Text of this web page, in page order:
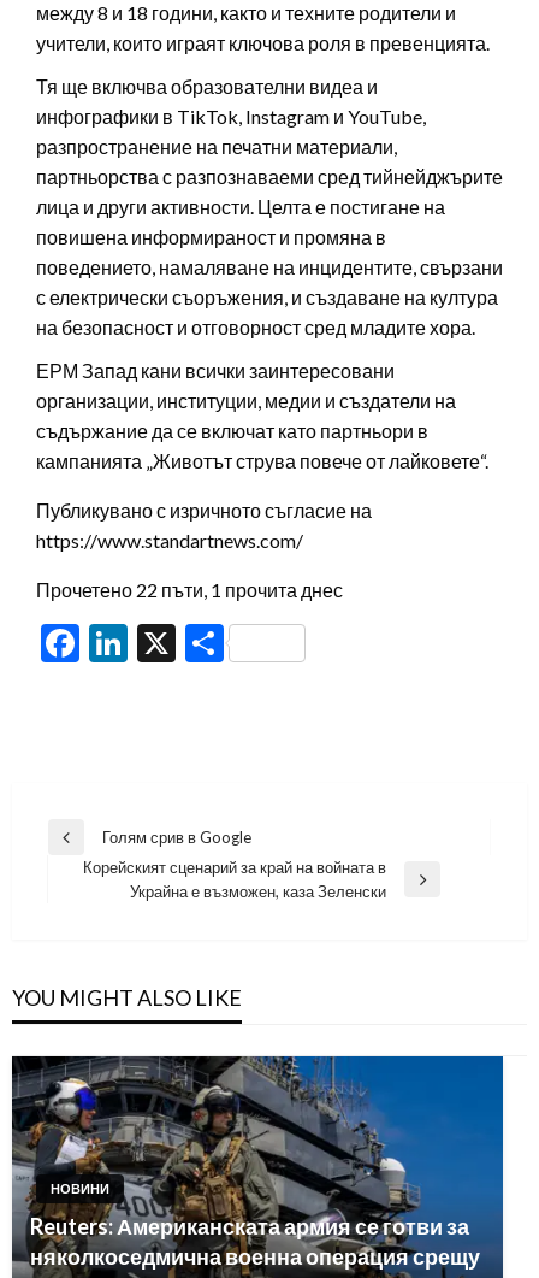
между 8 и 18 години, както и техните родители и
учители, които играят ключова роля в превенцията.
Тя ще включва образователни видеа и
инфографики в TikTok, Instagram и YouTube,
разпространение на печатни материали,
партньорства с разпознаваеми сред тийнейджърите
лица и други активности. Целта е постигане на
повишена информираност и промяна в
поведението, намаляване на инцидентите, свързани
с електрически съоръжения, и създаване на култура
на безопасност и отговорност сред младите хора.
ЕРМ Запад кани всички заинтересовани
организации, институции, медии и създатели на
съдържание да се включат като партньори в
кампанията „Животът струва повече от лайковете“.
Публикувано с изричното съгласие на
https://www.standartnews.com/
Прочетено 22 пъти, 1 прочита днес
Facebook
LinkedIn
X Share
Навигация
Previous
Голям срив в Google
Корейският сценарий за край на войната в
Украйна е възможен, каза Зеленски
YOU MIGHT ALSO LIKE
НОВИНИ
Reuters: Американската армия се готви за
няколкоседмична военна операция срещу